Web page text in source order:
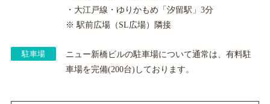
・大江戸線・ゆりかもめ「汐留駅」3分
※ 駅前広場（SL広場）隣接
駐車場
ニュー新橋ビルの駐車場について通常は、有料駐
車場を完備(200台)しております。